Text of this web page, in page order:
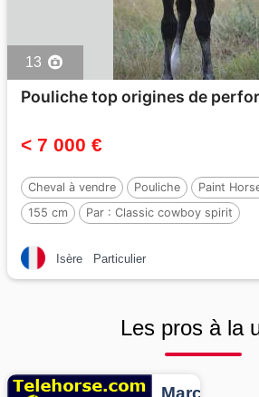
13
Pouliche top origines de
< 7 000 €
Cheval à vendre Pouliche Paint
155 cm
Par : Classic cowboy spirit
Isère Particulier
Les pros à la
Marcheurs